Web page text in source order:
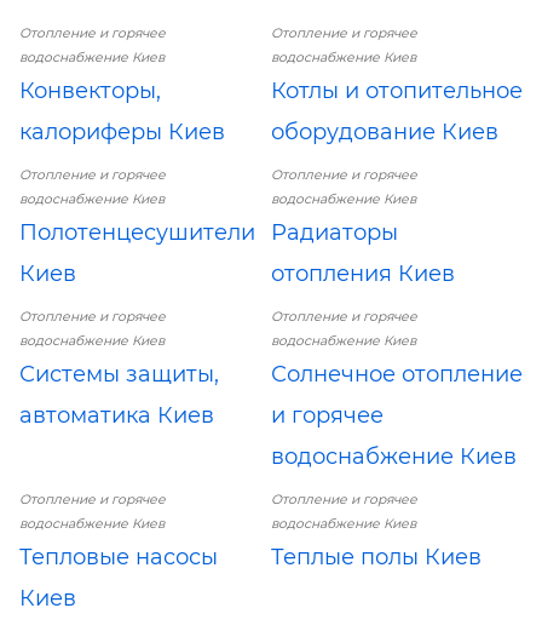
Отопление и горячее
водоснабжение Киев
Конвекторы,
калориферы Киев
Отопление и горячее
водоснабжение Киев
Котлы и отопительное
оборудование Киев
Отопление и горячее
водоснабжение Киев
Полотенцесушители
Киев
Отопление и горячее
водоснабжение Киев
Радиаторы
отопления Киев
Отопление и горячее
водоснабжение Киев
Системы защиты,
автоматика Киев
Отопление и горячее
водоснабжение Киев
Солнечное отопление
и горячее
водоснабжение Киев
Отопление и горячее
водоснабжение Киев
Тепловые насосы
Киев
Отопление и горячее
водоснабжение Киев
Теплые полы Киев